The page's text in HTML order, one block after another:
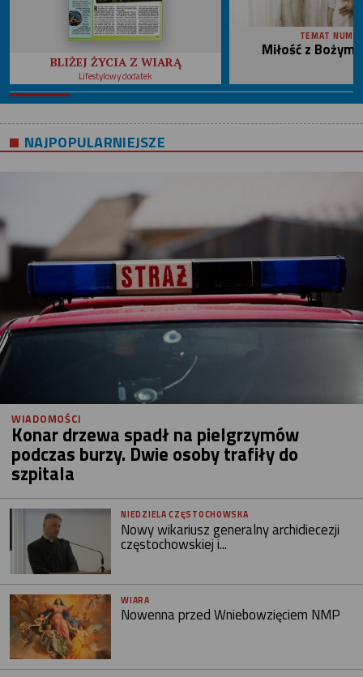
BLIŻEJ ŻYCIA Z WIARĄ
Lifestylowy dodatek
TEMAT
Miłość z
NAJPOPULARNIEJSZE
WIADOMOŚCI
Konar drzewa spadł na pielgrzymów
podczas burzy. Dwie osoby trafiły do
szpitala
NIEDZIELA CZĘSTOCHOWSKA
Nowy wikariusz generalny archidiecezji
częstochowskiej i...
WIARA
Nowenna przed Wniebowzięciem NMP